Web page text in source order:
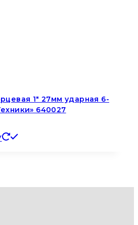
1″ 27мм ударная 6-
640027